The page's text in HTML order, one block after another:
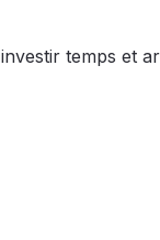
temps et